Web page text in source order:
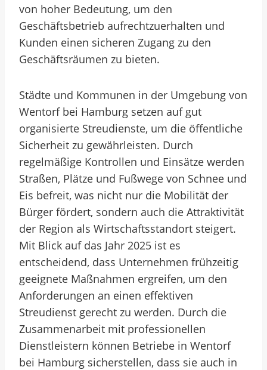
von hoher Bedeutung, um den
Geschäftsbetrieb aufrechtzuerhalten und
Kunden einen sicheren Zugang zu den
Geschäftsräumen zu bieten.
Städte und Kommunen in der Umgebung von
Wentorf bei Hamburg setzen auf gut
organisierte Streudienste, um die öffentliche
Sicherheit zu gewährleisten. Durch
regelmäßige Kontrollen und Einsätze werden
Straßen, Plätze und Fußwege von Schnee und
Eis befreit, was nicht nur die Mobilität der
Bürger fördert, sondern auch die Attraktivität
der Region als Wirtschaftsstandort steigert.
Mit Blick auf das Jahr 2025 ist es
entscheidend, dass Unternehmen frühzeitig
geeignete Maßnahmen ergreifen, um den
Anforderungen an einen effektiven
Streudienst gerecht zu werden. Durch die
Zusammenarbeit mit professionellen
Dienstleistern können Betriebe in Wentorf
bei Hamburg sicherstellen, dass sie auch in